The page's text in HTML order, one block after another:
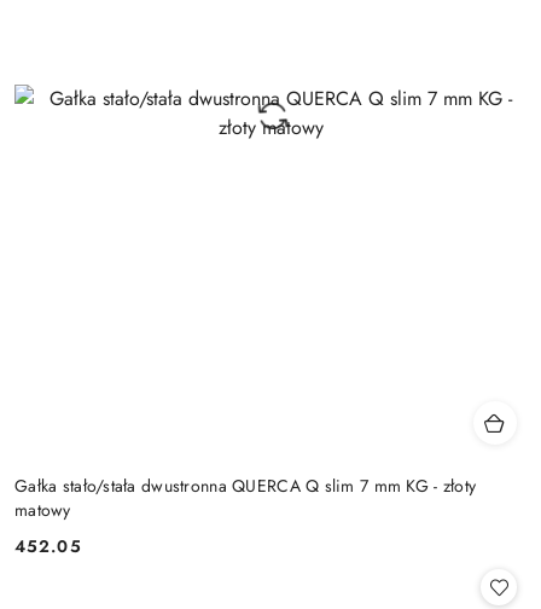
Gałka stało/stała dwustronna QUERCA Q slim 7 mm KG - złoty
matowy
Cena:
452.05